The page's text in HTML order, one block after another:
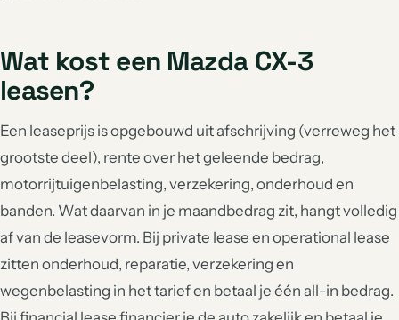
Wat kost een Mazda CX-3
leasen?
Een leaseprijs is opgebouwd uit afschrijving (verreweg het
grootste deel), rente over het geleende bedrag,
motorrijtuigenbelasting, verzekering, onderhoud en
banden. Wat daarvan in je maandbedrag zit, hangt volledig
af van de leasevorm. Bij private lease en operational lease
zitten onderhoud, reparatie, verzekering en
wegenbelasting in het tarief en betaal je één all-in bedrag.